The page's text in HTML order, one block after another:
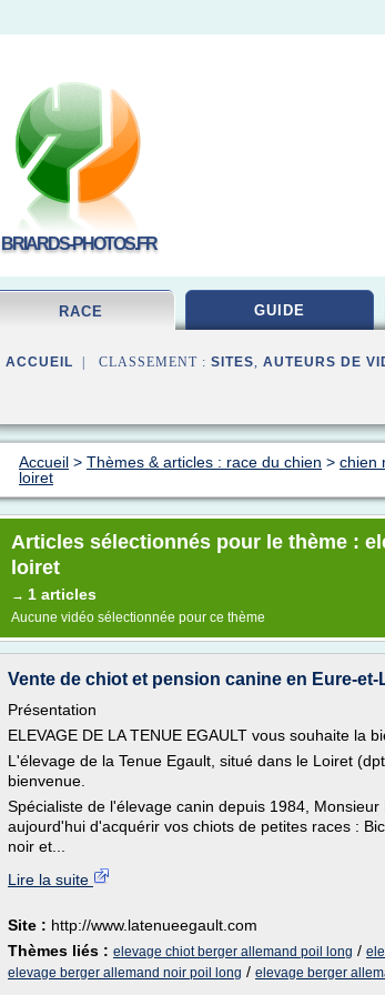
BRIARDS-PHOTOS.FR
RACE GUIDE
ACCUEIL | CLASSEMENT : SITES, AUTEURS DE
Accueil > Thèmes & articles : race du chien > chien
loiret
Articles sélectionnés pour le thème :
loiret
→ 1 articles
Aucune vidéo sélectionnée pour ce thème
Vente de chiot et pension canine en Eure-et-
Présentation
ELEVAGE DE LA TENUE EGAULT vous souhaite la
L'élevage de la Tenue Egault, situé dans le Loiret
bienvenue.
Spécialiste de l'élevage canin depuis 1984,
aujourd'hui d'acquérir vos chiots de petites races :
noir et...
Lire la suite
Site : http://www.latenueegault.com
Thèmes liés : elevage chiot berger allemand poil long /
elevage berger allemand noir poil long / elevage berger